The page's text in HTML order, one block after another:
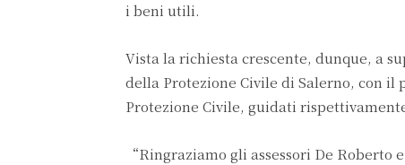
i beni utili.
Vista la richiesta crescente, dunque, a
della Protezione Civile di Salerno, con il
Protezione Civile, guidati
“Ringraziamo gli assessori De